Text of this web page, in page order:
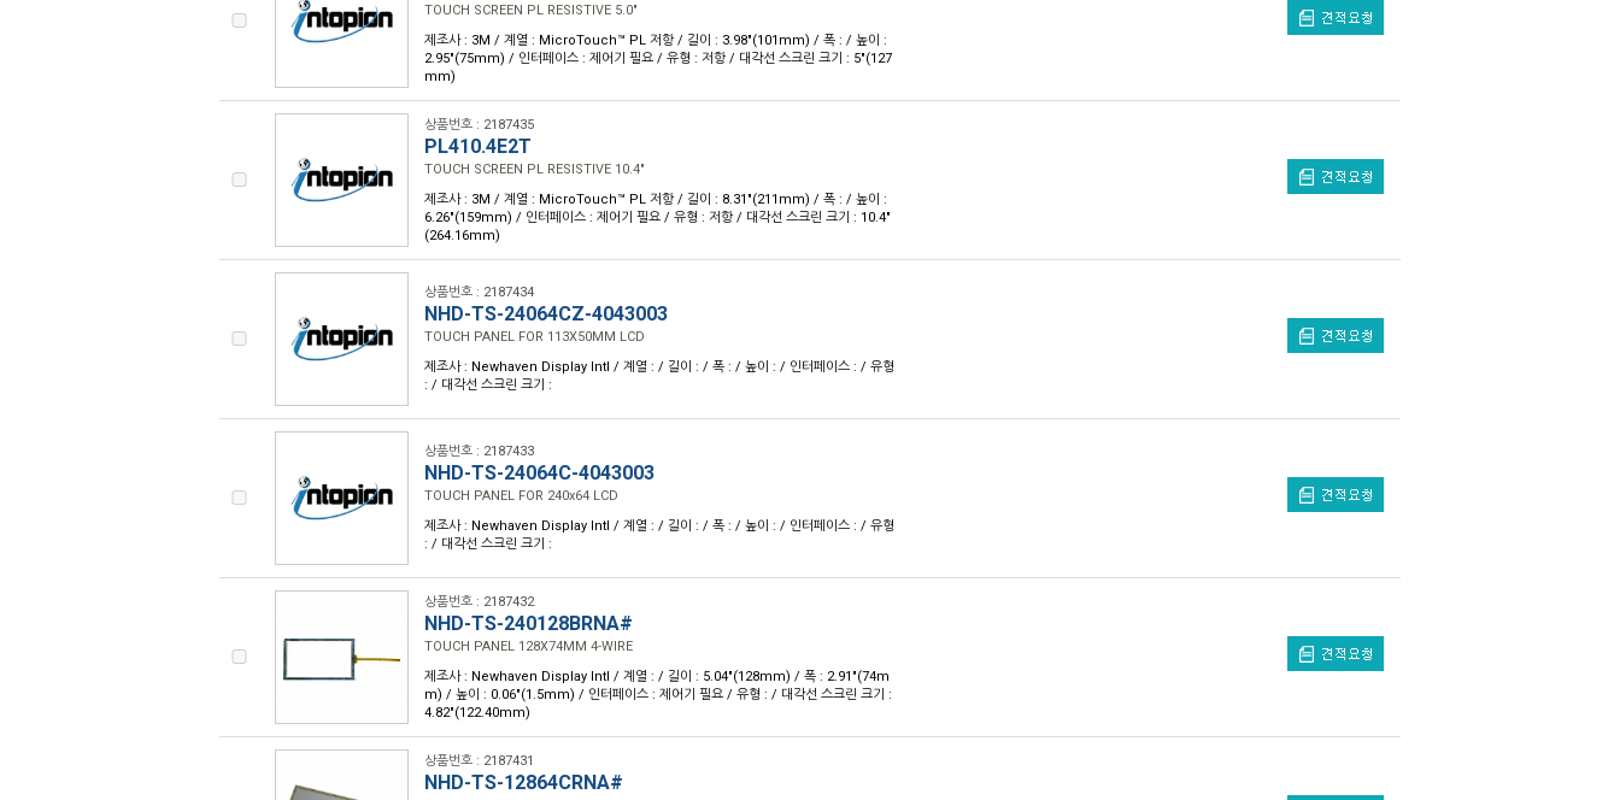
TOUCH SCREEN PL RESISTIVE 5.0"
제조사 : 3M / 계열 : MicroTouch™ PL 저항 / 길이 : 3.98"(101mm) / 폭 : / 높이 :
2.95"(75mm) / 인터페이스 : 제어기 필요 / 유형 : 저항 / 대각선 스크린 크기 : 5"(127
mm)
상품번호 : 2187435
PL410.4E2T
TOUCH SCREEN PL RESISTIVE 10.4"
제조사 : 3M / 계열 : MicroTouch™ PL 저항 / 길이 : 8.31"(211mm) / 폭 : / 높이 :
6.26"(159mm) / 인터페이스 : 제어기 필요 / 유형 : 저항 / 대각선 스크린 크기 : 10.4"
(264.16mm)
상품번호 : 2187434
NHD-TS-24064CZ-4043003
TOUCH PANEL FOR 113X50MM LCD
제조사 : Newhaven Display Intl / 계열 : / 길이 : / 폭 : / 높이 : / 인터페이스 : / 유형
: / 대각선 스크린 크기 :
상품번호 : 2187433
NHD-TS-24064C-4043003
TOUCH PANEL FOR 240x64 LCD
제조사 : Newhaven Display Intl / 계열 : / 길이 : / 폭 : / 높이 : / 인터페이스 : / 유형
: / 대각선 스크린 크기 :
상품번호 : 2187432
NHD-TS-240128BRNA#
TOUCH PANEL 128X74MM 4-WIRE
제조사 : Newhaven Display Intl / 계열 : / 길이 : 5.04"(128mm) / 폭 : 2.91"(74m
m) / 높이 : 0.06"(1.5mm) / 인터페이스 : 제어기 필요 / 유형 : / 대각선 스크린 크기 :
4.82"(122.40mm)
상품번호 : 2187431
NHD-TS-12864CRNA#